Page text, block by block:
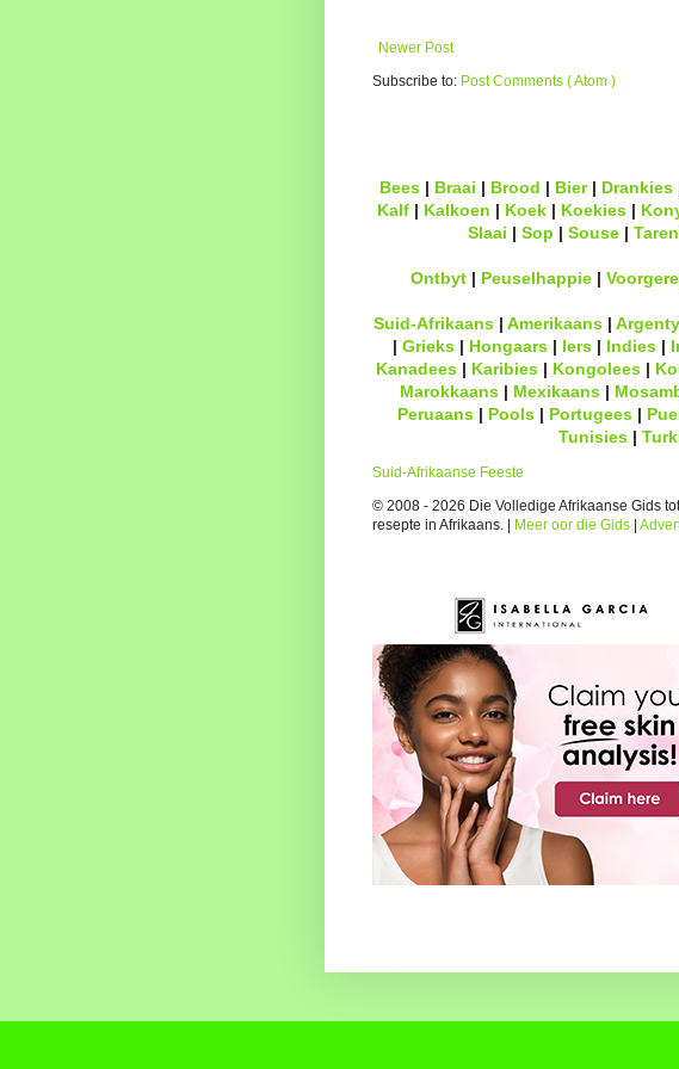
Newer Post
Subscribe to: Post Comments ( Atom )
Bees | Braai | Brood | Bier| Drankies
Kalf| Kalkoen | Koek| Koekies|
Slaai | Sop | Souse|
Ontbyt| Peuselhappie|
Suid-Afrikaans| Amerikaans|
| Grieks| Hongaars| Iers| Indies|
Kanadees| Karibies| Kongolees|
Marokkaans | Mexikaans |
Peruaans| Pools| Portugees|
Tunisies |
Suid-Afrikaanse Feeste
© 2008 - 2026 Die Volledige Afrikaanse Gids
resepte in Afrikaans. |
Meer oor die Gids